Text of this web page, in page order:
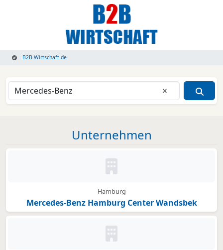
B2B-Wirtschaft.de
Eingabe
Unternehmen
Kein Bild oder Logo hinterlegt
Hamburg
Mercedes-Benz Hamburg Center Wandsbek
Kein Bild oder Logo hinterlegt